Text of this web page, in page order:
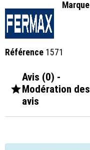
Marque
Référence 1571

Avis (0) -
Modération des
avis